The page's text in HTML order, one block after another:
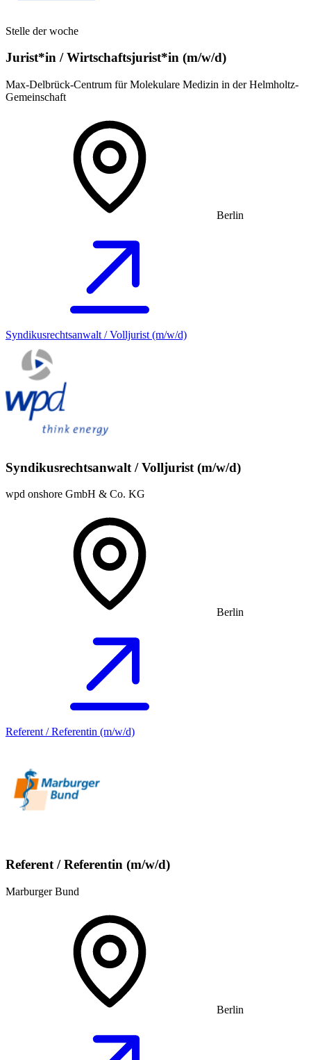
Stelle der woche
Jurist*in / Wirtschafts­jurist*in (m/w/d)
Max-Delbrück-Centrum für Molekulare Medizin in der Helmholtz-
Gemeinschaft
Berlin
Syndikusrechtsanwalt / Volljurist (m/w/d)
Syndikusrechtsanwalt / Volljurist (m/w/d)
wpd onshore GmbH & Co. KG
Berlin
Referent / Referentin (m/w/d)
Referent / Referentin (m/w/d)
Marburger Bund
Berlin